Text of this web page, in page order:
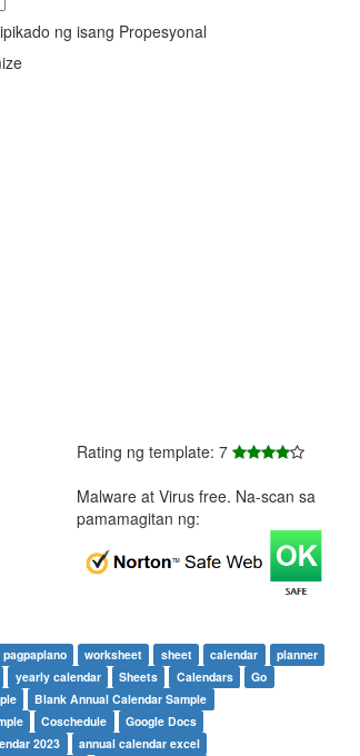
ng isang Propesyonal
Rating ng template: 7
Malware at Virus free. Na-scan sa
pamamagitan ng:
pagpaplano worksheet sheet calendar
planner
yearly calendar Sheets Calendars
Go
Blank Annual Calendar Sample
Coschedule
Google Docs
2023
annual calendar excel